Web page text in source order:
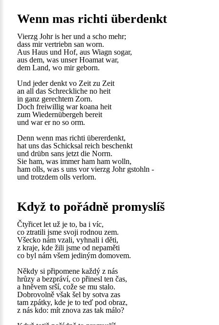
Wenn mas richti überdenkt
Vierzg Johr is her und a scho mehr;
dass mir vertriebn san worn.
Aus Haus und Hof, aus Wiagn sogar,
aus dem, was unser Hoamat war,
dem Land, wo mir geborn.
Und jeder denkt vo Zeit zu Zeit
an all das Schreckliche no heit
in ganz gerechtem Zorn.
Doch freiwillig war koana heit
zum Wiedernübergeh bereit
und war er no so orm.
Denn wenn mas richti übererdenkt,
hat uns das Schicksal reich beschenkt
und drübn sans jetzt die Norrn.
Sie ham, was immer ham ham wolln,
ham olls, was s uns vor vierzg Johr gstohln -
und trotzdem olls verlorn.
Když to pořádně promyslíš
Čtyřicet let už je to, ba i víc,
co ztratili jsme svoji rodnou zem.
Všecko nám vzali, vyhnali i děti,
z kraje, kde žili jsme od nepaměti
co byl nám všem jediným domovem.
Někdy si připomene každý z nás
hrůzy a bezpráví, co přinesl ten čas,
a hněvem srší, cože se mu stalo.
Dobrovolně však šel by sotva zas
tam zpátky, kde je to teď pod obraz,
z nás kdo: mít znova zas tak málo?